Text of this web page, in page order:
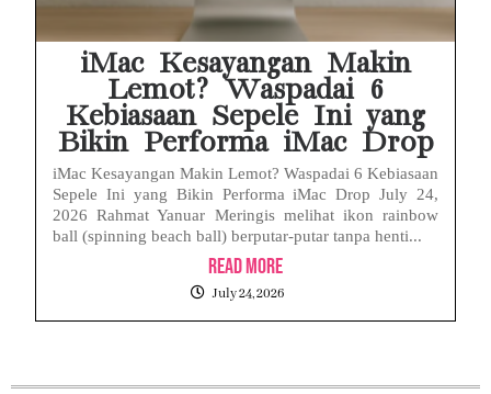
iMac Kesayangan Makin
Lemot? Waspadai 6
Kebiasaan Sepele Ini yang
Bikin Performa iMac Drop
iMac Kesayangan Makin Lemot? Waspadai 6 Kebiasaan
Sepele Ini yang Bikin Performa iMac Drop July 24,
2026 Rahmat Yanuar Meringis melihat ikon rainbow
ball (spinning beach ball) berputar-putar tanpa henti...
Read More
July 24, 2026